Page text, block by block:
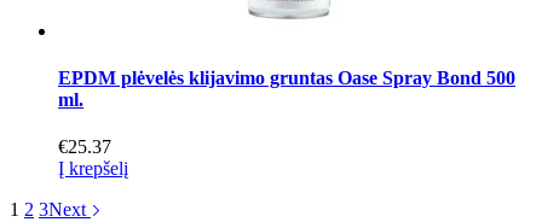
EPDM plėvelės klijavimo gruntas Oase Spray Bond 500
ml.
€25.37
Į krepšelį
1 2 3Next